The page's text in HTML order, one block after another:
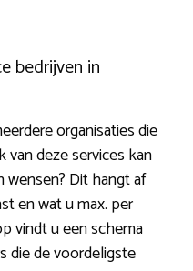
bedrijven in
organisaties die
van deze services kan
Dit hangt af
en wat u max. per
vindt u een schema
die de voordeligste